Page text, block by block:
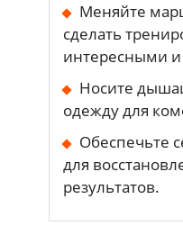
Меняйте
сделать
интересными
Носите
одежду для
Обеспечьте
для
результатов.